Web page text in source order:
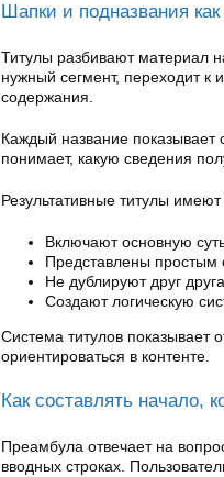
Шапки и подназвания
Титулы разбивают материал
нужный сегмент, переходит
содержания.
Каждый название
понимает, какую сведения
Результативные титулы имеют
Включают основную
Представлены простым
Не дублируют друг друга
Создают логическую
Система титулов показывает
ориентироваться в контенте.
Как составлять начало,
Преамбула отвечает на
вводных строках.